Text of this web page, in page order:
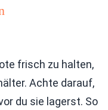
frisch zu halten,
Achte darauf,
du sie lagerst. So